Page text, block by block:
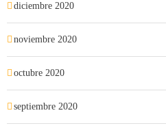
diciembre 2020
noviembre 2020
octubre 2020
septiembre 2020